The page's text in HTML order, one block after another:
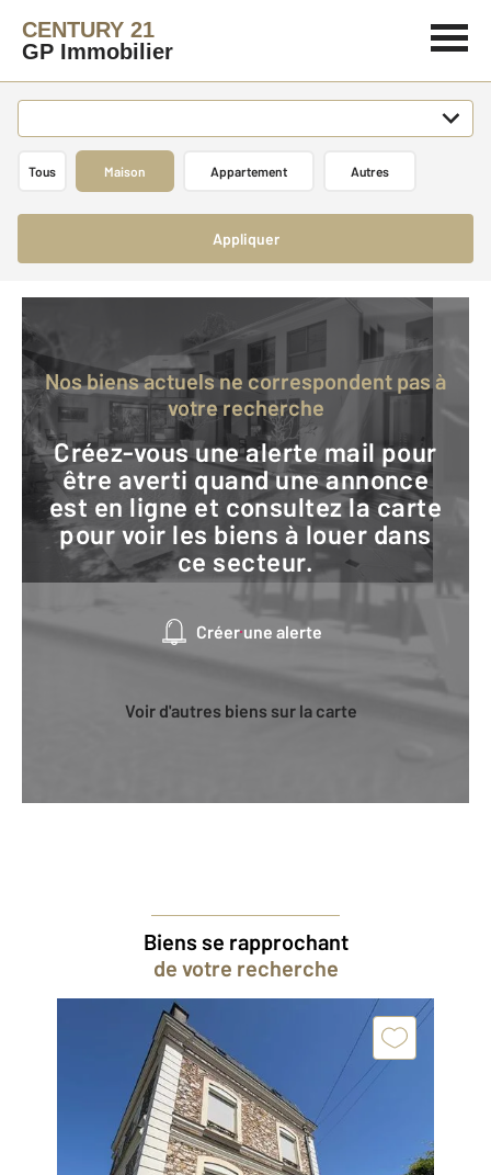
CENTURY 21
GP Immobilier
Tous Maison Appartement Autres
Appliquer
Nos biens actuels ne correspondent pas à
votre recherche
Créez-vous une alerte mail pour
être averti quand une annonce
est en ligne et consultez la carte
pour voir les biens à louer dans
ce secteur.
Créer une alerte
Voir d'autres biens sur la carte
Biens se rapprochant
de votre recherche